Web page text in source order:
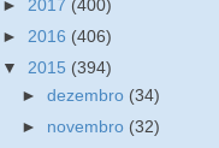
► 2017 (400)
► 2016 (406)
▼ 2015 (394)
►dezembro (34)
► novembro (32)